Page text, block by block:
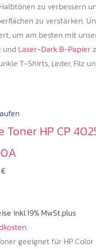
zu verbessern
zu verstärken.
um am besten mit
und Laser-Dark B-Papier
T-Shirts, Leder, Filz
Toner HP CP
€
inkl.19% MwSt.plus
geeignet für HP Color